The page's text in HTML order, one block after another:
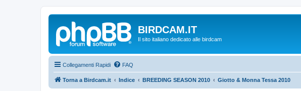
BIRDCAM.IT
Il sito italiano dedicato alle birdcam
Collegamenti Rapidi FAQ
Torna a Birdcam.it Indice BREEDING SEASON 2010 Giotto & Monna Tessa 2010